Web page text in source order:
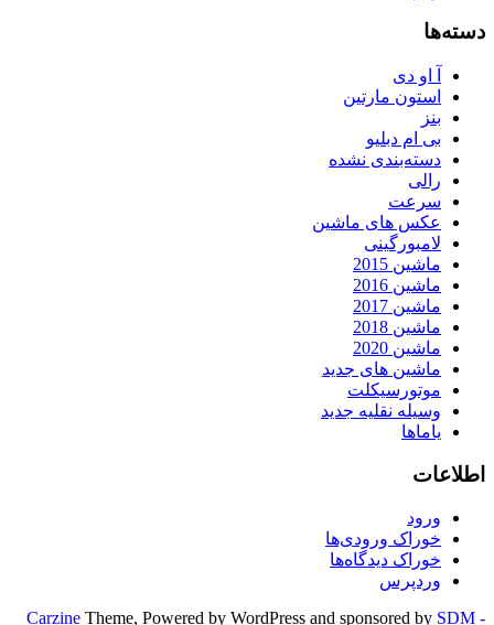
دسته‌ها
آ او دی
استون مارتین
بنز
بی ام دبلیو
دسته‌بندی نشده
رالی
سرعت
عکس های ماشین
لامبورگینی
ماشین 2015
ماشین 2016
ماشین 2017
ماشین 2018
ماشین 2020
ماشین های جدید
موتورسیکلت
وسیله نقلیه جدید
یاماها
اطلاعات
ورود
خوراک ورودی‌ها
خوراک دیدگاه‌ها
وردپرس
Carzine Theme, Powered by WordPress and sponsored by SDM -